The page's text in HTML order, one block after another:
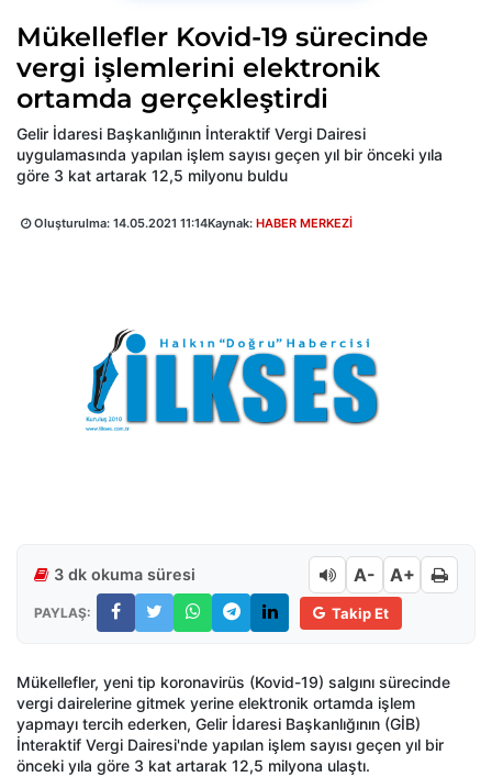
Mükellefler Kovid-19 sürecinde
vergi işlemlerini elektronik
ortamda gerçekleştirdi
Gelir İdaresi Başkanlığının İnteraktif Vergi Dairesi
uygulamasında yapılan işlem sayısı geçen yıl bir önceki yıla
göre 3 kat artarak 12,5 milyonu buldu
Oluşturulma: 14.05.2021 11:14Kaynak: HABER MERKEZİ
3 dk okuma süresi A- A+
PAYLAŞ: Takip Et
Mükellefler, yeni tip koronavirüs (Kovid-19) salgını sürecinde
vergi dairelerine gitmek yerine elektronik ortamda işlem
yapmayı tercih ederken, Gelir İdaresi Başkanlığının (GİB)
İnteraktif Vergi Dairesi'nde yapılan işlem sayısı geçen yıl bir
önceki yıla göre 3 kat artarak 12,5 milyona ulaştı.